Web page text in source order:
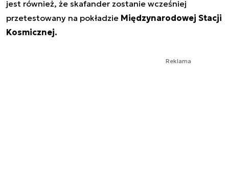
jest również, że skafander zostanie wcześniej
przetestowany na pokładzie Międzynarodowej Stacji
Kosmicznej.
Reklama